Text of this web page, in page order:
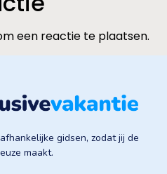
een reactie te plaatsen.
gidsen, zodat jij de
maakt.